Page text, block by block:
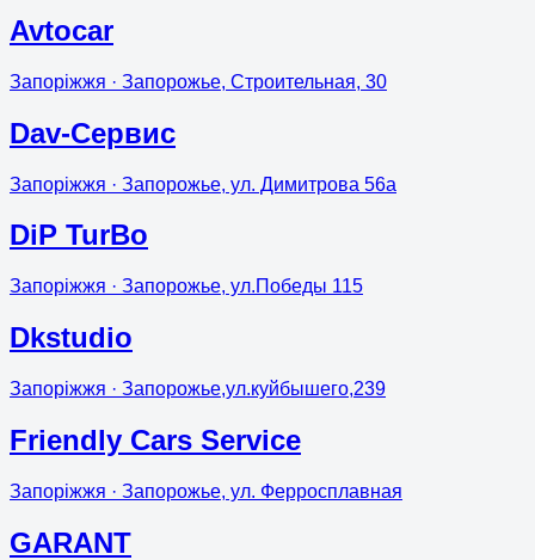
Avtocar
Запоріжжя · Запорожье, Строительная, 30
Dav-Сервис
Запоріжжя · Запорожье, ул. Димитрова 56а
DiP TurBo
Запоріжжя · Запорожье, ул.Победы 115
Dkstudio
Запоріжжя · Запорожье,ул.куйбышего,239
Friendly Cars Service
Запоріжжя · Запорожье, ул. Ферросплавная
GARANT